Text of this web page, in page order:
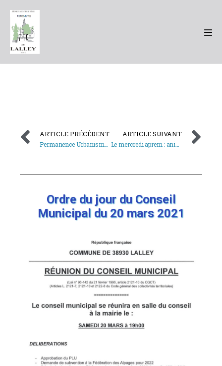
ARTICLE PRÉCÉDENT
ARTICLE SUIVANT
Ordre du jour du Conseil
Municipal du 20 mars 2021